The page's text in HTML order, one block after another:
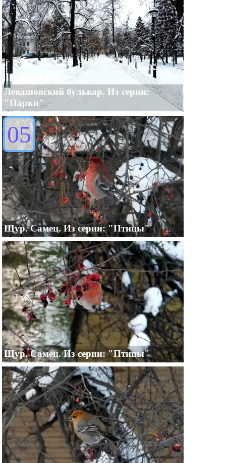
Левашовский бульвар. Из серии:
"Парки"
05
Щур. Самец. Из серии: "Птицы"
Щур. Самец. Из серии: "Птицы"